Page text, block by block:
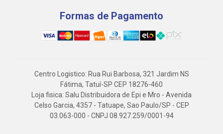
Formas de Pagamento
Centro Logistico: Rua Rui Barbosa, 321 Jardim NS
Fátima, Tatuí-SP CEP 18276-460
Loja fisica: Salu Distribuidora de Epi e Mro - Avenida
Celso Garcia, 4357 - Tatuape, Sao Paulo/SP - CEP
03.063-000 - CNPJ 08.927.259/0001-94